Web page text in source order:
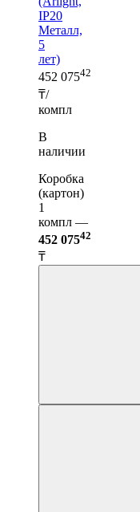
IP20
Металл,
5
лет)
452 07542
₸/
компл
В
наличии
Коробка
(картон)
1
компл —
452 07542
₸